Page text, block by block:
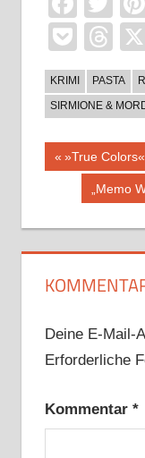
KRIMI PASTA
SIRMIONE &
Vorheriger
Beitrag:
»True
Nächster
„Memo
Deine E-Mail-
Erforderliche
Kommentar *